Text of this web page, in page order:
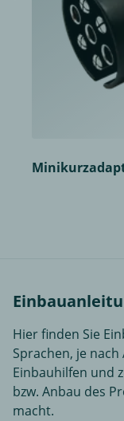
Hier finden Sie
Sprachen, je
Einbauhilfen und
bzw. Anbau des
macht.